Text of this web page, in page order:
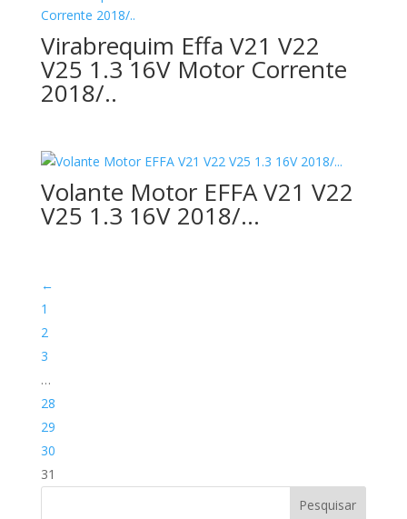
Virabrequim Effa V21 V22
V25 1.3 16V Motor Corrente
2018/..
Volante Motor EFFA V21 V22
V25 1.3 16V 2018/…
←
1
2
3
…
28
29
30
31
Pesquisar